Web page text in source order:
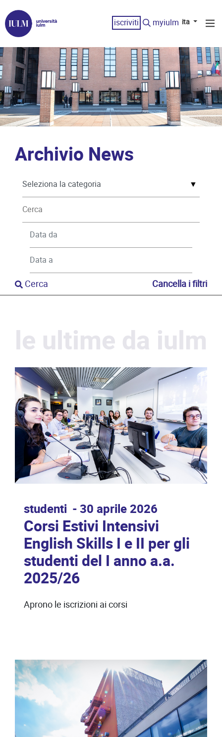
iscriviti myiulm ita
Archivio News
▼
Cerca Cancella i filtri
le ultime da iulm
studenti 30 aprile 2026
Corsi Estivi Intensivi
English Skills I e II per gli
studenti del I anno a.a.
2025/26
Aprono le iscrizioni ai corsi